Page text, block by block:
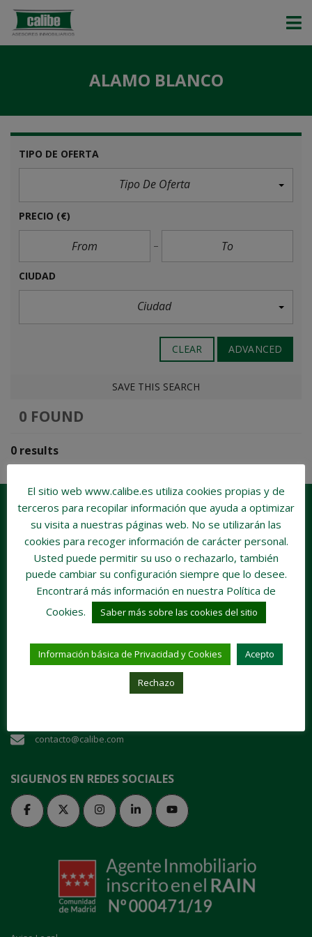
ALAMO BLANCO
TIPO DE OFERTA
Tipo De Oferta
PRECIO (€)
CIUDAD
Ciudad
CLEAR ADVANCED
SAVE THIS SEARCH
0 FOUND
0 results
Plaza de San Juan de la Cruz, 1 28003 Madrid
contacto@calibe.com
SIGUENOS EN REDES SOCIALES
El sitio web www.calibe.es utiliza cookies propias y de
terceros para recopilar información que ayuda a optimizar
su visita a nuestras páginas web. No se utilizarán las
cookies para recoger información de carácter personal.
Usted puede permitir su uso o rechazarlo, también
puede cambiar su configuración siempre que lo desee.
Encontrará más información en nuestra Política de
Cookies.
Saber más sobre las cookies del sitio
Información básica de Privacidad y Cookies Acepto
Rechazo